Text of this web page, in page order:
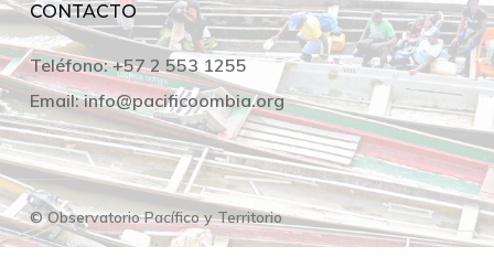
CONTACTO
Teléfono:+57 2 553 1255
Email: info@pacificoombia.org
© Observatorio Pacífico y Territorio